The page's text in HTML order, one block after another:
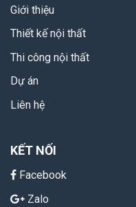
Giới thiệu
Thiết kế nội thất
Thi công nội thất
Dự án
Liên hệ
KẾT NỐI
Facebook
Zalo